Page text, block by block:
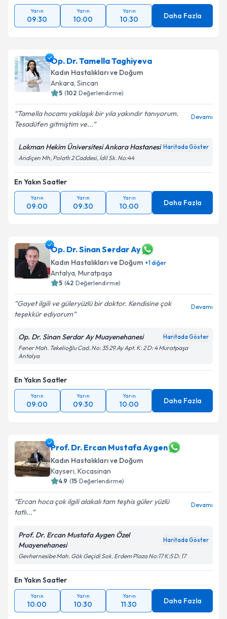
Yarın
09:30
Yarın
10:00
Yarın
10:30 Daha Fazla
Op. Dr. Tamella Taghiyeva
Kadın Hastalıkları ve Doğum
Ankara, Sincan
5 (102 Değerlendirme)
Tamella hocamı yaklaşık bir yıla yakındır tanıyorum.
Tesadüfen gitmiştim ve...
Devamı
Lokman Hekim Üniversitesi Ankara Hastanesi Haritada Göster
Andiçen Mh, Polatlı 2 Caddesi, İdil Sk. No:44
En Yakın Saatler
Yarın
09:00
Yarın
09:30
Yarın
10:00 Daha Fazla
Op. Dr. Sinan Serdar Ay
Kadın Hastalıkları ve Doğum +1diğer
Antalya, Muratpaşa
5 (42 Değerlendirme)
Gayet ilgili ve güleryüzlü bir doktor. Kendisine çok
teşekkür ediyorum
Devamı
Op. Dr. Sinan Serdar Ay Muayenehanesi Haritada Göster
Fener Mah. Tekelioğlu Cad. No: 35 29.Ay Apt. K: 2 D: 4 Muratpaşa
Antalya
En Yakın Saatler
Yarın
09:00
Yarın
09:30
Yarın
10:00 Daha Fazla
Prof. Dr. Ercan Mustafa Aygen
Kadın Hastalıkları ve Doğum
Kayseri, Kocasinan
4.9 (15 Değerlendirme)
Ercan hoca çok ilgili alakalı tam teşhis güler yüzlü
tatlı...
Devamı
Prof. Dr. Ercan Mustafa Aygen Özel
Muayenehanesi
Haritada Göster
Gevhernesibe Mah. Gök Geçidi Sok. Erdem Plaza No:17 K:5 D: 17
En Yakın Saatler
Yarın
10:00
Yarın
10:30
Yarın
11:30 Daha Fazla